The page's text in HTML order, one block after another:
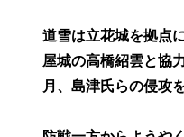
道雪は立花城を拠点に
屋城の高橋紹雲と協力
月、島津氏らの侵攻を